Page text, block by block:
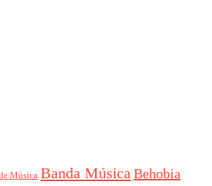
Música Banda MúsicaBehobia